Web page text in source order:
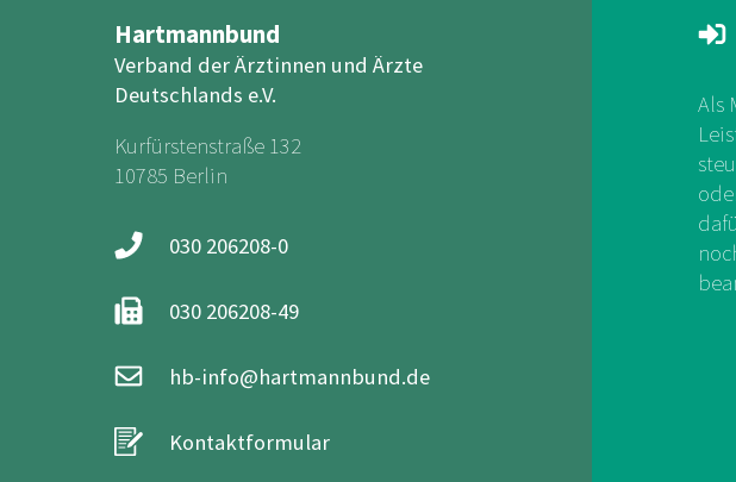
Hartmannbund
Verband der Ärztinnen und Ärzte
Deutschlands e.V.
Kurfürstenstraße 132
10785 Berlin
030 206208-0
030 206208-49
hb-info@hartmannbund.de
Kontaktformular
Als